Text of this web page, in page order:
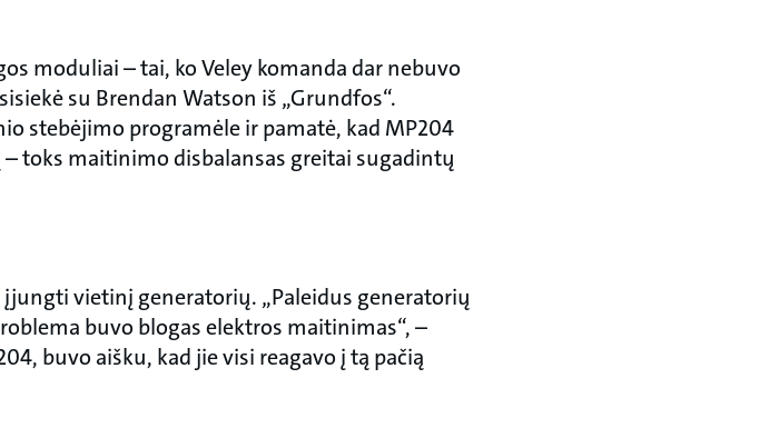
moduliai – tai, ko Veley komanda dar nebuvo
su Brendan Watson iš „Grundfos“.
stebėjimo programėle ir pamatė, kad MP204
toks maitinimo disbalansas greitai sugadintų
vietinį generatorių. „Paleidus generatorių
buvo blogas elektros maitinimas“, –
buvo aišku, kad jie visi reagavo į tą pačią